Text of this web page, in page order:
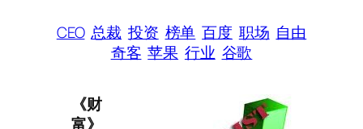
CEO 总裁 投资 榜单 百度 职场 自由
奇客 苹果 行业 谷歌
《财
富》